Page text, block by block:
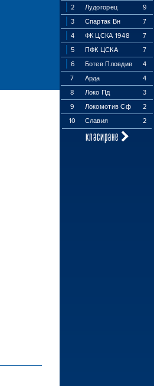
2 Лудогорец
9
3
Спартак Вн
7
4
ФК ЦСКА 1948
7
5
ПФК ЦСКА
7
6
Ботев Пловдив
4
7
Арда
4
8
Локо Пд
3
9
Локомотив Сф
2
10
Славия 2
класиране